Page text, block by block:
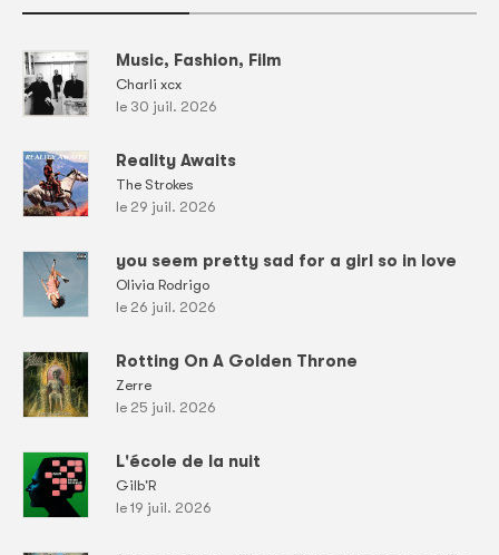
Music, Fashion, Film
Charli xcx
le 30 juil. 2026
Reality Awaits
The Strokes
le 29 juil. 2026
you seem pretty sad for a girl so in love
Olivia Rodrigo
le 26 juil. 2026
Rotting On A Golden Throne
Zerre
le 25 juil. 2026
L'école de la nuit
Gilb'R
le 19 juil. 2026